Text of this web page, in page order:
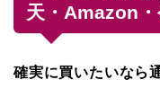
天・Amazon・
確実に買いたいなら